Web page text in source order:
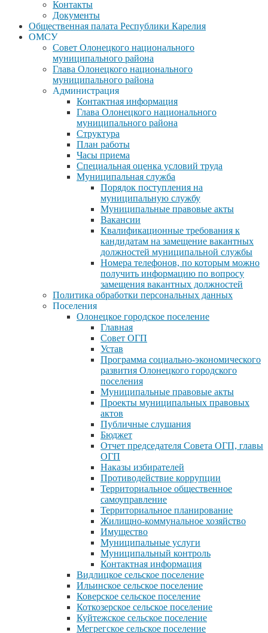
Контакты
Документы
Общественная палата Республики Карелия
ОМСУ
Совет Олонецкого национального
муниципального района
Глава Олонецкого национального
муниципального района
Администрация
Контактная информация
Глава Олонецкого национального
муниципального района
Структура
План работы
Часы приема
Специальная оценка условий труда
Муниципальная служба
Порядок поступления на
муниципальную службу
Муниципальные правовые акты
Вакансии
Квалификационные требования к
кандидатам на замещение вакантных
должностей муниципальной службы
Номера телефонов, по которым можно
получить информацию по вопросу
замещения вакантных должностей
Политика обработки персональных данных
Поселения
Олонецкое городское поселение
Главная
Совет ОГП
Устав
Программа социально-экономического
развития Олонецкого городского
поселения
Муниципальные правовые акты
Проекты муниципальных правовых
актов
Публичные слушания
Бюджет
Отчет председателя Совета ОГП, главы
ОГП
Наказы избирателей
Противодействие коррупции
Территориальное общественное
самоуправление
Территориальное планирование
Жилищно-коммунальное хозяйство
Имущество
Муниципальные услуги
Муниципальный контроль
Контактная информация
Видлицкое сельское поселение
Ильинское сельское поселение
Коверское сельское поселение
Коткозерское сельское поселение
Куйтежское сельское поселение
Мегрегское сельское поселение